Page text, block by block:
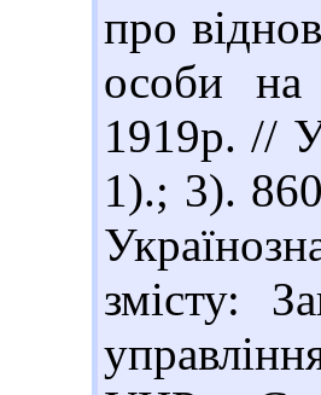
про
особи
1919р. //
1).; 3).
змісту: